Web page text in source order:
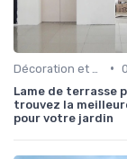
•
Lame de terrasse
trouvez la
pour votre jardin